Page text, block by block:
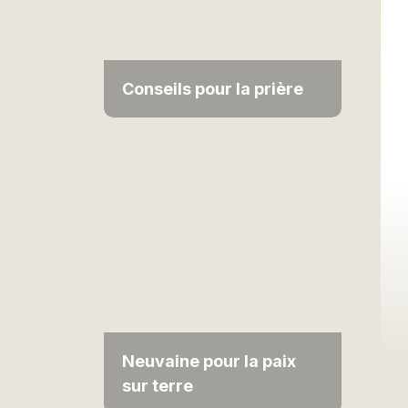
Conseils pour la prière
Neuvaine pour la paix
sur terre